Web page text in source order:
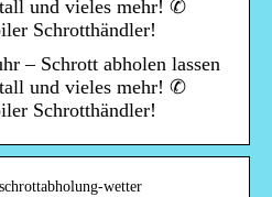
und vieles mehr! ✆
Schrotthändler!
– Schrott abholen lassen
und vieles mehr! ✆
Schrotthändler!
wetter